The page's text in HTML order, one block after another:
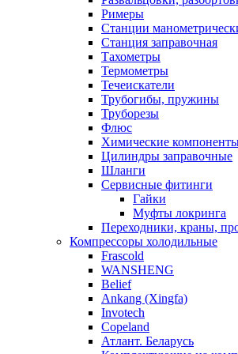
Римеры
Станции
Станция заправочная
Тахометры
Термометры
Течеискатели
Трубогибы, пружины
Труборезы
Флюс
Химические
Цилиндры заправочные
Шланги
Сервисные фитинги
Гайки
Муфты локринга
Переходники, краны,
Компрессоры холодильные
Frascold
WANSHENG
Belief
Ankang (Xingfa)
Invotech
Copeland
Атлант. Беларусь